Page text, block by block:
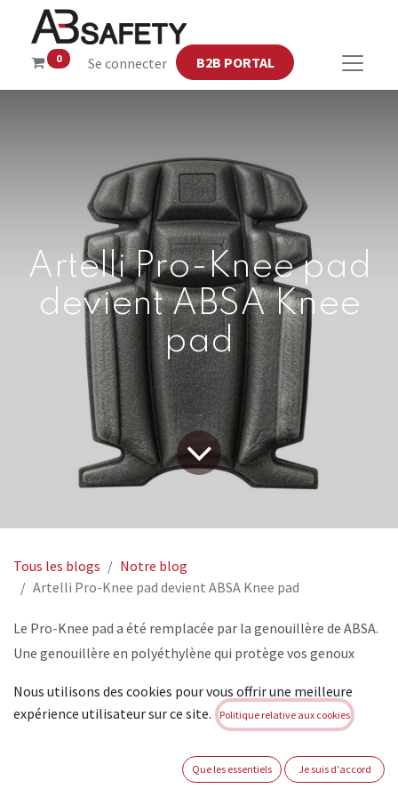
0 Se connecter B2B PORTAL
Artelli Pro-Knee pad
devient ABSA Knee
pad
Tous les blogs
Notre blog
Artelli Pro-Knee pad devient ABSA Knee pad
Le Pro-Knee pad a été remplacée par la genouillère de ABSA.
Une genouillère en polyéthylène qui protège vos genoux
s’ajuste autour du genou, ce qui rend les activités, épuisants
pour vos genoux, plus agréables. La ABSA Knee pad a une
Nous utilisons des cookies pour vous offrir une meilleure
expérience utilisateur sur ce site.
Politique relative aux cookies
Que les essentiels Je suis d'accord